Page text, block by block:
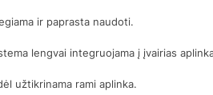
ir paprasta naudoti.
lengvai integruojama į įvairias
užtikrinama rami aplinka.